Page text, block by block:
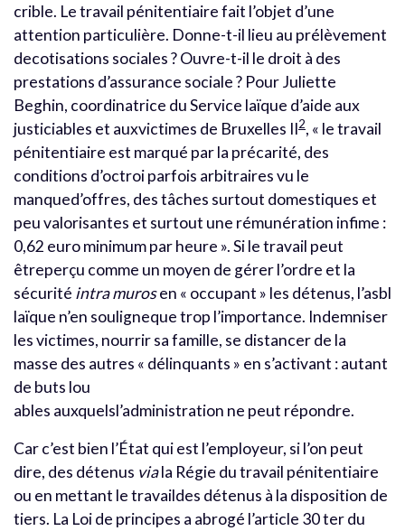
crible. Le travail pénitentiaire fait l’objet d’une
attention particulière. Donne-t-il lieu au prélèvement
decotisations sociales ? Ouvre-t-il le droit à des
prestations d’assurance sociale ? Pour Juliette
Beghin, coordinatrice du Service laïque d’aide aux
justiciables et auxvictimes de Bruxelles II2, « le travail
pénitentiaire est marqué par la précarité, des
conditions d’octroi parfois arbitraires vu le
manqued’offres, des tâches surtout domestiques et
peu valorisantes et surtout une rémunération infime :
0,62 euro minimum par heure ». Si le travail peut
êtreperçu comme un moyen de gérer l’ordre et la
sécurité intra murosen « occupant » les détenus, l’asbl
laïque n’en souligneque trop l’importance. Indemniser
les victimes, nourrir sa famille, se distancer de la
masse des autres « délinquants » en s’activant : autant
de buts lou
ables auxquelsl’administration ne peut répondre.
Car c’est bien l’État qui est l’employeur, si l’on peut
dire, des détenus viala Régie du travail pénitentiaire
ou en mettant le travaildes détenus à la disposition de
tiers. La Loi de principes a abrogé l’article 30 ter du